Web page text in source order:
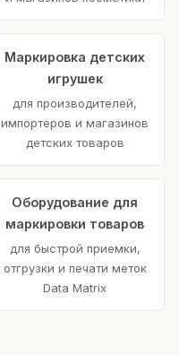
Маркировка детских
игрушек
для производителей,
импортеров и магазинов
детских товаров
Оборудование для
маркировки товаров
для быстрой приемки,
отгрузки и печати меток
Data Matrix